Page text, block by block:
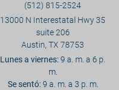
(512) 815-2524
13000 N Interestatal Hwy 35
suite 206
Austin, TX 78753
Lunes a viernes:9 a. m. a 6 p.
m.
Se sentó:9 a. m. a 3 p. m.